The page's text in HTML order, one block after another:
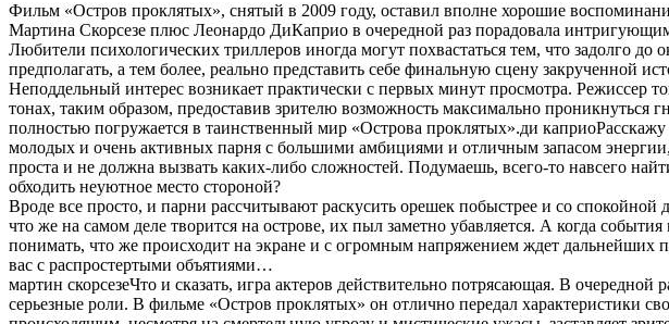
Фильм «Остров проклятых», снятый в 2009 году, оставил вполне хорошие
Мартина Скорсезе плюс Леонардо ДиКаприо в очередной раз порадовала
Любители психологических триллеров иногда могут похвастаться тем, что задолго
предполагать, а тем более, реально представить себе финальную сцену закрученной
Неподдельный интерес возникает практически с первых минут просмотра.
тонах, таким образом, предоставив зрителю возможность максимально
полностью погружается в таинственный мир «Острова проклятых».ди
молодых и очень активных парня с большими амбициями и отличным запасом
проста и не должна вызвать каких-либо сложностей. Подумаешь, всего-то навсего
обходить неуютное место стороной?
Вроде все просто, и парни рассчитывают раскусить орешек побыстрее и со
что же на самом деле творится на острове, их пыл заметно убавляется. А когда
понимать, что же происходит на экране и с огромным напряжением ждет
вас с распростертыми объятиями…
мартин скорсезеЧто и сказать, игра актеров действительно потрясающая. В
серьезные роли. В фильме «Остров проклятых» он отлично передал характеристики